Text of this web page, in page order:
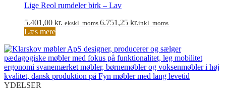
Lige Reol rumdeler birk – Lav
5.401,00 kr. ekskl. moms. 6.751,25 kr.inkl. moms.
Læs mere
YDELSER